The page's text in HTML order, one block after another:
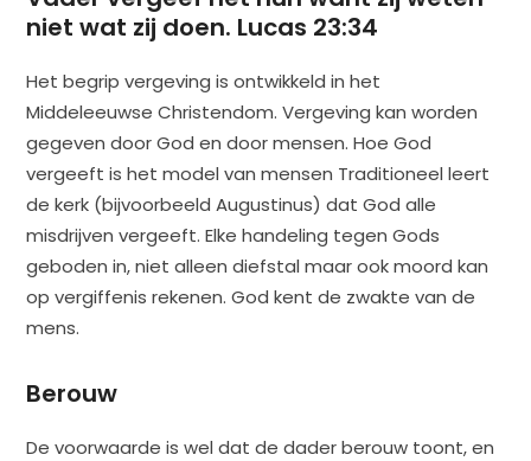
niet wat zij doen. Lucas 23:34
Het begrip vergeving is ontwikkeld in het
Middeleeuwse Christendom. Vergeving kan worden
gegeven door God en door mensen. Hoe God
vergeeft is het model van mensen Traditioneel leert
de kerk (bijvoorbeeld Augustinus) dat God alle
misdrijven vergeeft. Elke handeling tegen Gods
geboden in, niet alleen diefstal maar ook moord kan
op vergiffenis rekenen. God kent de zwakte van de
mens.
Berouw
De voorwaarde is wel dat de dader berouw toont, en